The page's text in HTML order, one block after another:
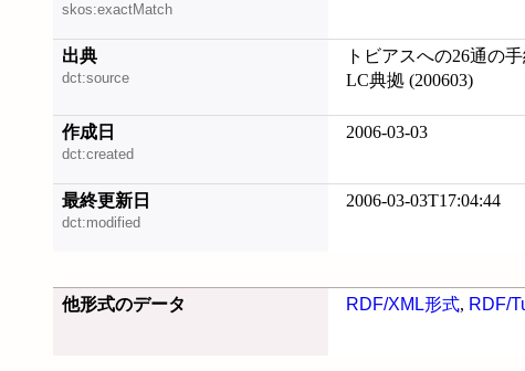
skos:exactMatch
出典
dct:source
トビアスへの26通の
LC典拠 (200603)
作成日
dct:created
2006-03-03
最終更新日
dct:modified
2006-03-03T17:04:44
他形式のデータ RDF/XML形式, RDF/